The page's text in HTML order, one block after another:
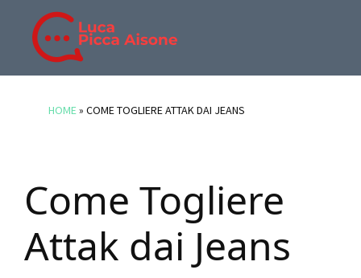
primary
BLOG
DI
LUCA
Blog
HOME» COME TOGLIERE ATTAK DAI JEANS
Come Togliere
Attak dai Jeans